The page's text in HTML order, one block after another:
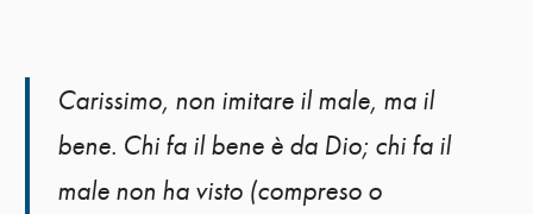
Carissimo, non imitare il male, ma il
bene. Chi fa il bene è da Dio; chi fa il
male non ha visto (compreso o